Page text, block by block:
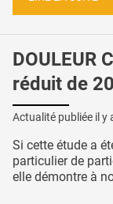
DOULEUR
réduit de
Actualité publiée il y
Si cette étude a
particulier de
elle démontre à